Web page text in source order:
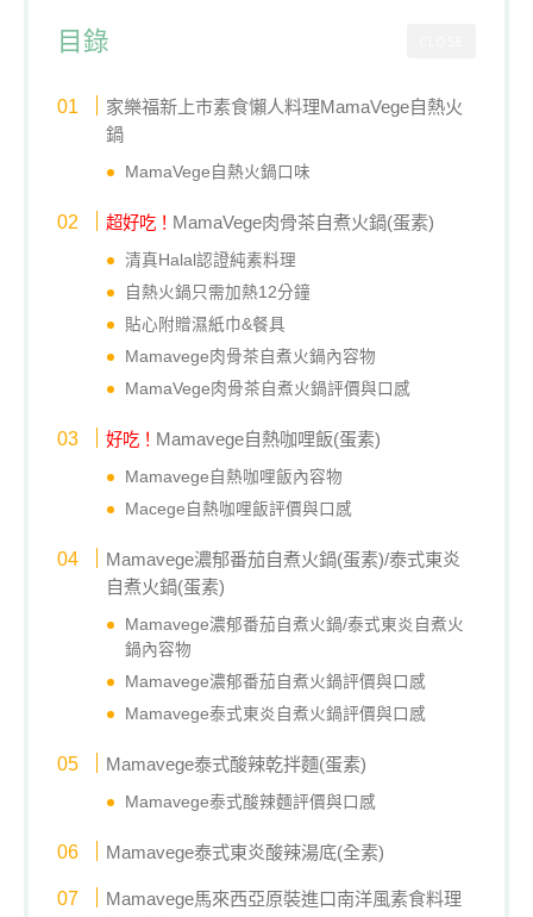
目錄
家樂福新上市素食懶人料理MamaVege自熱火
鍋
MamaVege自熱火鍋口味
超好吃！ MamaVege肉骨茶自煮火鍋(蛋素)
清真Halal認證純素料理
自熱火鍋只需加熱12分鐘
貼心附贈濕紙巾&餐具
Mamavege肉骨茶自煮火鍋內容物
MamaVege肉骨茶自煮火鍋評價與口感
好吃！ Mamavege自熱咖哩飯(蛋素)
Mamavege自熱咖哩飯內容物
Macege自熱咖哩飯評價與口感
Mamavege濃郁番茄自煮火鍋(蛋素)/泰式東炎
自煮火鍋(蛋素)
Mamavege濃郁番茄自煮火鍋/泰式東炎自煮火
鍋內容物
Mamavege濃郁番茄自煮火鍋評價與口感
Mamavege泰式東炎自煮火鍋評價與口感
Mamavege泰式酸辣乾拌麵(蛋素)
Mamavege泰式酸辣麵評價與口感
Mamavege泰式東炎酸辣湯底(全素)
Mamavege馬來西亞原裝進口南洋風素食料理